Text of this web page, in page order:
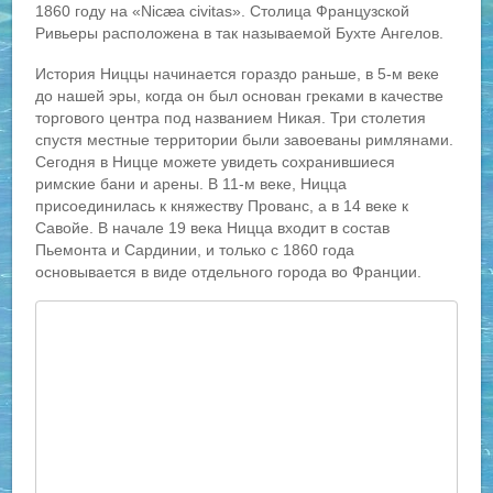
1860 году на «Nicæa civitas». Столица Французской
Ривьеры расположена в так называемой Бухте Ангелов.
История Ниццы начинается гораздо раньше, в 5-м веке
до нашей эры, когда он был основан греками в качестве
торгового центра под названием Никая. Три столетия
спустя местные территории были завоеваны римлянами.
Сегодня в Ницце можете увидеть сохранившиеся
римские бани и арены. В 11-м веке, Ницца
присоединилась к княжеству Прованс, а в 14 веке к
Савойе. В начале 19 века Ницца входит в состав
Пьемонта и Сардинии, и только с 1860 года
основывается в виде отдельного города во Франции.